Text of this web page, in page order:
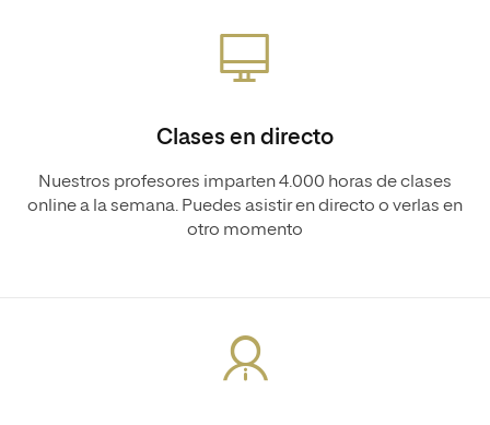
Clases en directo
Nuestros profesores imparten 4.000 horas de clases
online a la semana. Puedes asistir en directo o verlas en
otro momento